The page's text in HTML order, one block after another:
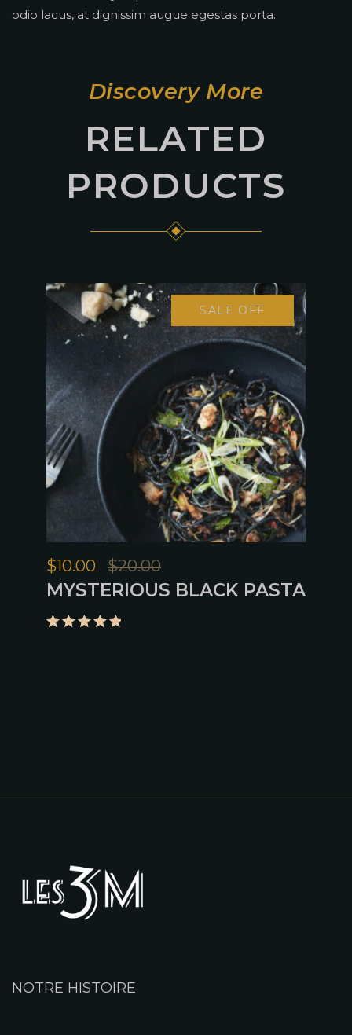
odio lacus, at dignissim augue egestas porta.
Discovery More
RELATED
PRODUCTS
SALE OFF
$20.00
$10.00
MYSTERIOUS BLACK PASTA
NOTRE HISTOIRE